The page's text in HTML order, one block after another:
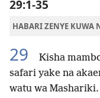
29:1-35
HABARI ZENYE KUWA
29
Kisha
safari yake na
watu wa Mashariki.